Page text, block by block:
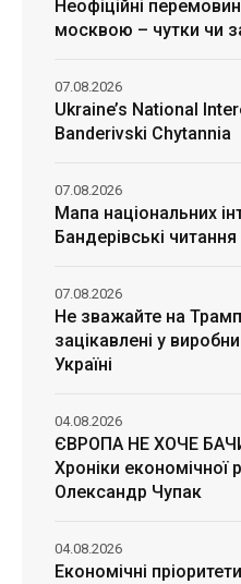
Неофіційні
москвою – чутки чи
Ukraine’s National
Banderivski Chytannia
07.08.2026
Мапа національних
Бандерівські читання
07.08.2026
Не зважайте на
зацікавлені у
Україні
07.08.2026
ЄВРОПА НЕ ХОЧЕ
Хроніки економічної
Олександр Чупак
04.08.2026
Економічні
04.08.2026